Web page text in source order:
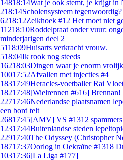
14818:14Wat je ook stemt, je krijgt
218:14Scholensysteem tegenwoordig?
6218:12Zeikhoek #12 Het moet niet
11218:10Roddelpraat onder vuur:
minderjarigen deel 2
5118:09Huisarts verkracht vrouw.
518:04Ik rook nog steeds
16218:03Dingen waar je enorm
10017:52Afvallen met injecties #4
18317:49Heracles-voetballer Rai
18217:48[Wielrennen #616] Brennan!
22717:46Nederlandse plaatsnamen
een bord telt
26817:45[AMV] VS #1312
12317:44Buitenlandse steden
22917:40The Odyssey (Christopher
18717:37Oorlog in Oekraïne #1318
10317:36[La Liga #177]